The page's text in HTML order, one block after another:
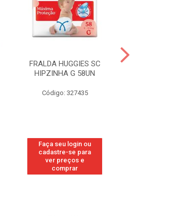
FRALDA HUGGIES SC
HIPZINHA G 58UN
Código: 327435
Faça seu login ou
cadastre-se para
ver preços e
comprar